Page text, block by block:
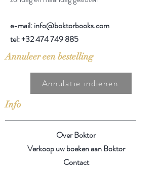
e-mail: info@boktorbooks.com
tel:+32 474 749 885
Annuleer een bestelling
Annulatie indienen
Info
Over Boktor
Verkoop uw boeken aan Boktor
Contact